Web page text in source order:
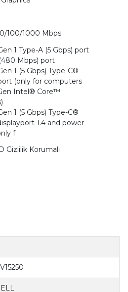
100/1000 Mbps
1 Type-A (5 Gbps) port
Mbps) port
1 (5 Gbps) Type-C®
(only for computers
Intel® Core™
1 (5 Gbps) Type-C®
1.4 and power
f
Gizlilik Korumalı